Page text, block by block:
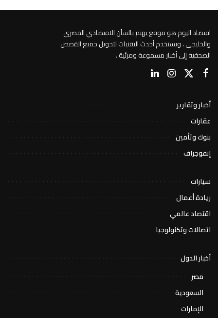
اقتصاد اليوم هو موقع يهتم بالشأن الاقتصادي المصري
والخليجي ، ويستخدم أحدث التقنيات لتحويل جميع القصص
الصحفية إلى أخبار مسموعة ومرئية .
أخبار وتقارير
عقارات
بنوك وتأمين
إنفوجراف
سيارات
ريادة أعمال
اقتصاد عالمي
اتصالات وتكنولوجيا
أخبار الدول
مصر
السعودية
الإمارات